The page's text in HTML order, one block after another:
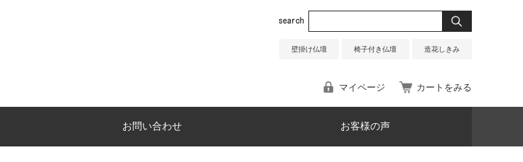
壁掛け仏壇 椅子付き仏壇 造花しきみ
マイページ カートをみる
お問い合わせ お客様の声